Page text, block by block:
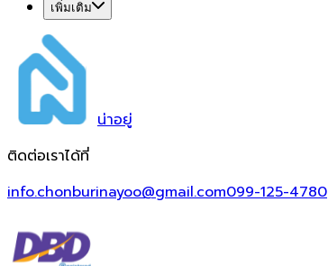
เพิ่มเติม
น่าอยู่
ติดต่อเราได้ที่
info.chonburinayoo@gmail.com099-125-4780